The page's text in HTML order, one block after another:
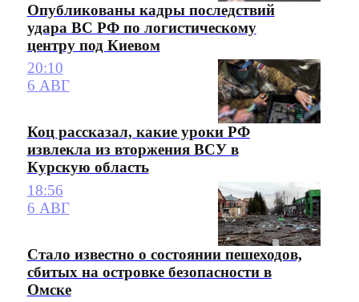
Опубликованы кадры последствий
удара ВС РФ по логистическому
центру под Киевом
20:10
6 АВГ
Коц рассказал, какие уроки РФ
извлекла из вторжения ВСУ в
Курскую область
18:56
6 АВГ
Стало известно о состоянии пешеходов,
сбитых на островке безопасности в
Омске